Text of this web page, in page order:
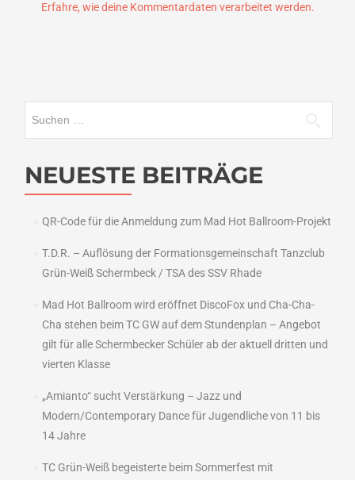
Erfahre, wie deine Kommentardaten verarbeitet werden.
NEUESTE BEITRÄGE
QR-Code für die Anmeldung zum Mad Hot Ballroom-Projekt
T.D.R. – Auflösung der Formationsgemeinschaft Tanzclub
Grün-Weiß Schermbeck / TSA des SSV Rhade
Mad Hot Ballroom wird eröffnet DiscoFox und Cha-Cha-
Cha stehen beim TC GW auf dem Stundenplan – Angebot
gilt für alle Schermbecker Schüler ab der aktuell dritten und
vierten Klasse
„Amianto“ sucht Verstärkung – Jazz und
Modern/Contemporary Dance für Jugendliche von 11 bis
14 Jahre
TC Grün-Weiß begeisterte beim Sommerfest mit